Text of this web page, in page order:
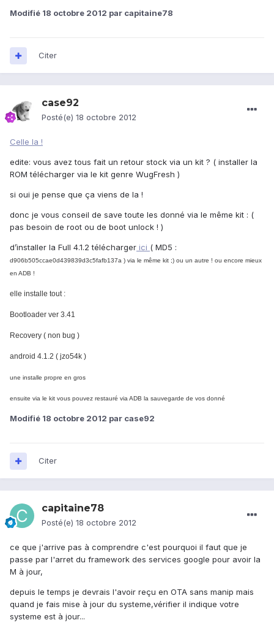
Modifié 18 octobre 2012 par capitaine78
Citer
case92
Posté(e) 18 octobre 2012
Celle la !
edite: vous avez tous fait un retour stock via un kit ? ( installer la
ROM télécharger via le kit genre WugFresh )
si oui je pense que ça viens de la !
donc je vous conseil de save toute les donné via le même kit : (
pas besoin de root ou de boot unlock ! )
d’installer la Full 4.1.2 télécharger ici ( MD5 :
d906b505ccae0d439839d3c5fafb137a ) via le même kit ;) ou un autre ! ou encore mieux
en ADB !
elle installe tout :
Bootloader ver 3.41
Recovery ( non bug )
android 4.1.2 ( jzo54k )
une installe propre en gros
ensuite via le kit vous pouvez restauré via ADB la sauvegarde de vos donné
Modifié 18 octobre 2012 par case92
Citer
capitaine78
Posté(e) 18 octobre 2012
ce que j'arrive pas à comprendre c'est pourquoi il faut que je
passe par l'arret du framework des services google pour avoir la
M à jour,
depuis le temps je devrais l'avoir reçu en OTA sans manip mais
quand je fais mise à jour du systeme,vérifier il indique votre
systeme est à jour...